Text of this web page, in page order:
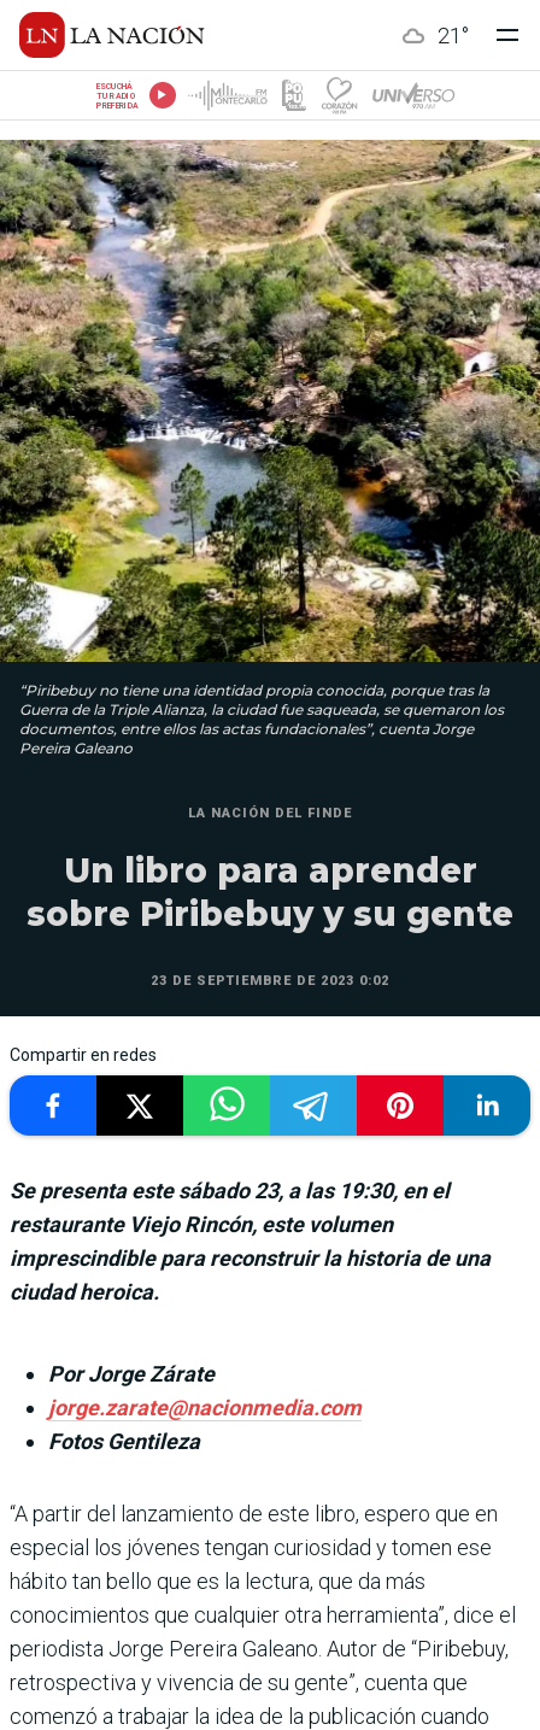
21 °
ESCUCHÁ
TU RADIO
PREFERIDA
“Piribebuy no tiene una identidad propia conocida, porque tras la
Guerra de la Triple Alianza, la ciudad fue saqueada, se quemaron los
documentos, entre ellos las actas fundacionales”, cuenta Jorge
Pereira Galeano
LA NACIÓN DEL FINDE
Un libro para aprender
sobre Piribebuy y su gente
23 DE SEPTIEMBRE DE 2023 0:02
Compartir en redes
Se presenta este sábado 23, a las 19:30, en el
restaurante Viejo Rincón, este volumen
imprescindible para reconstruir la historia de una
ciudad heroica.
Por Jorge Zárate
jorge.zarate@nacionmedia.com
Fotos Gentileza
“A partir del lanzamiento de este libro, espero que en
especial los jóvenes tengan curiosidad y tomen ese
hábito tan bello que es la lectura, que da más
conocimientos que cualquier otra herramienta”, dice el
periodista Jorge Pereira Galeano. Autor de “Piribe­buy,
retrospectiva y viven­cia de su gente”, cuenta que
comenzó a trabajar la idea de la publicación cuando